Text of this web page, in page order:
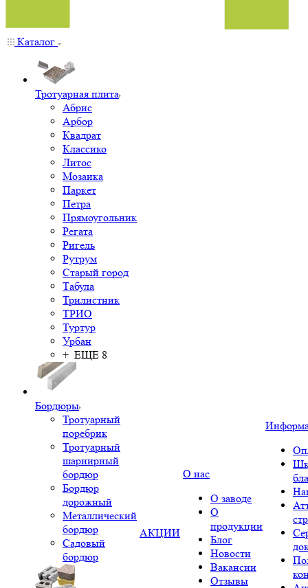
Каталог
Тротуарная плита
Абрис
Арбор
Квадрат
Классико
Литос
Мозаика
Паркет
Петра
Прямоугольник
Регата
Ригель
Рутрум
Старый город
Табула
Трилистник
ТРИО
Туртур
Урбан
+ ЕЩЕ 8
Бордюры
Тротуарный
поребрик
Тротуарный
шарнирный
бордюр
Бордюр
дорожный
Металлический
бордюр
Садовый
бордюр
АКЦИИ
О нас
О заводе
О
продукции
Блог
Новости
Вакансии
Отзывы